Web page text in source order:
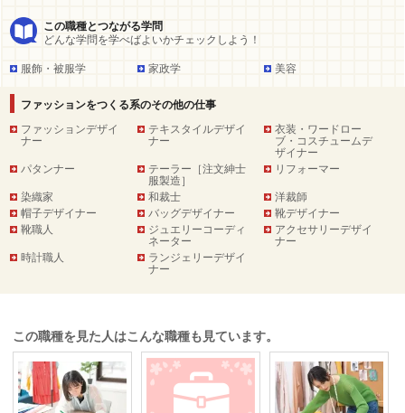
この職種とつながる学問
どんな学問を学べばよいかチェックしよう！
服飾・被服学 家政学 美容
ファッションをつくる系のその他の仕事
ファッションデザイ
ナー
テキスタイルデザイ
ナー
衣装・ワードロー
ブ・コスチュームデ
ザイナー
パタンナー
テーラー［注文紳士
服製造］
リフォーマー
染織家 和裁士
洋裁師
帽子デザイナー
バッグデザイナー
靴デザイナー
靴職人
ジュエリーコーディ
ネーター
アクセサリーデザイ
ナー
時計職人
ランジェリーデザイ
ナー
この職種を見た人はこんな職種も見ています。